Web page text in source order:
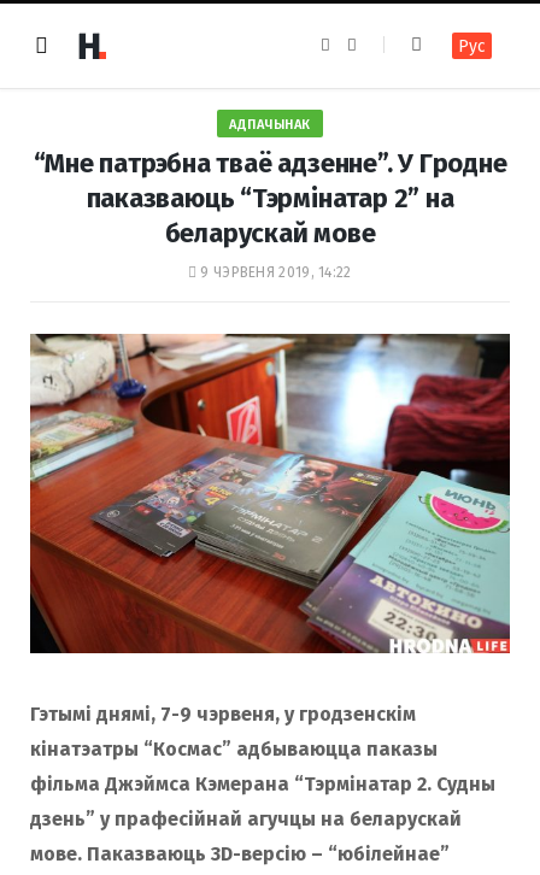
e
k
t
a
m
Рус
АДПАЧЫНАК
“Мне патрэбна тваё адзенне”. У Гродне
паказваюць “Тэрмінатар 2” на
беларускай мове
9 ЧЭРВЕНЯ 2019, 14:22
Гэтымі днямі, 7-9 чэрвеня, у гродзенскім
кінатэатры “Космас” адбываюцца паказы
фільма Джэймса Кэмерана “Тэрмінатар 2. Судны
дзень” у прафесійнай агучцы на беларускай
мове. Паказваюць 3D-версію – “юбілейнае”